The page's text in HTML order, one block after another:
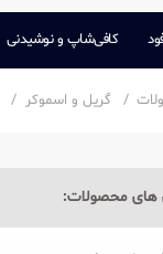
کافی‌شاپ و نوشیدنی
گریل و اسموکر
های محصولات: